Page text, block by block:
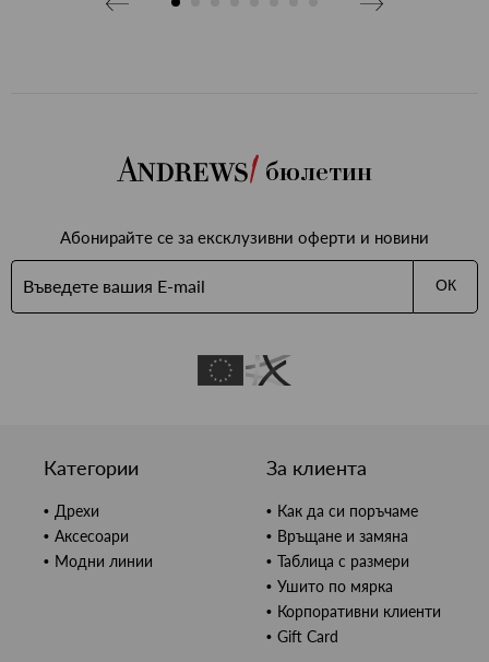
бюлетин
Абонирайте се за ексклузивни оферти и новини
ОК
Категории
Дрехи
Аксесоари
Модни линии
За клиента
Как да си поръчаме
Връщане и замяна
Таблица с размери
Ушито по мярка
Корпоративни клиенти
Gift Card